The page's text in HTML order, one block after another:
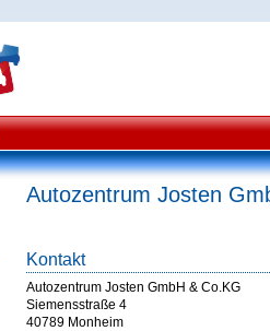
Autozentrum Josten
Kontakt
Autozentrum Josten GmbH & Co.KG
Siemensstraße 4
40789 Monheim